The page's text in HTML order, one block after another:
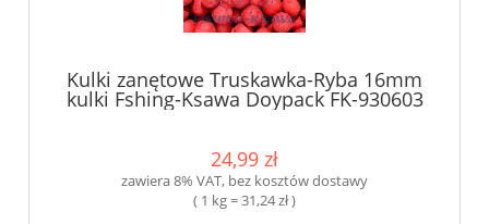
Kulki zanętowe Truskawka-Ryba 16mm
kulki Fshing-Ksawa Doypack FK-930603
24,99 zł
zawiera 8% VAT, bez kosztów dostawy
( 1 kg = 31,24 zł )